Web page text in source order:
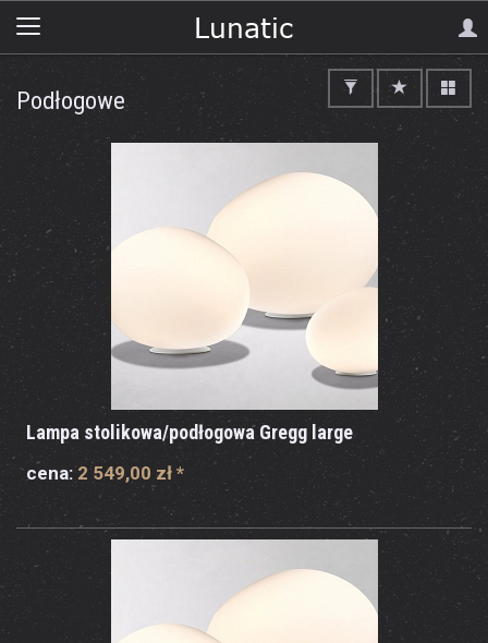
Podłogowe
Lampa stolikowa/podłogowa Gregg large
cena: 2 549,00 zł *